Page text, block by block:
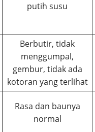
putih susu
Berbutir, tidak
menggumpal,
gembur, tidak ada
kotoran yang terlihat
Rasa dan baunya
normal